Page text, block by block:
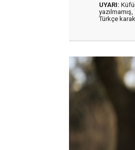
UYARI:
yazılmamış,
Türkçe